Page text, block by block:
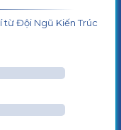
Đội Ngũ Kiến Trúc